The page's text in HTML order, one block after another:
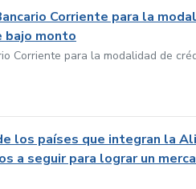
Corriente para la
bajo monto
Corriente para la modalidad de
los países que integran la
a seguir para lograr un